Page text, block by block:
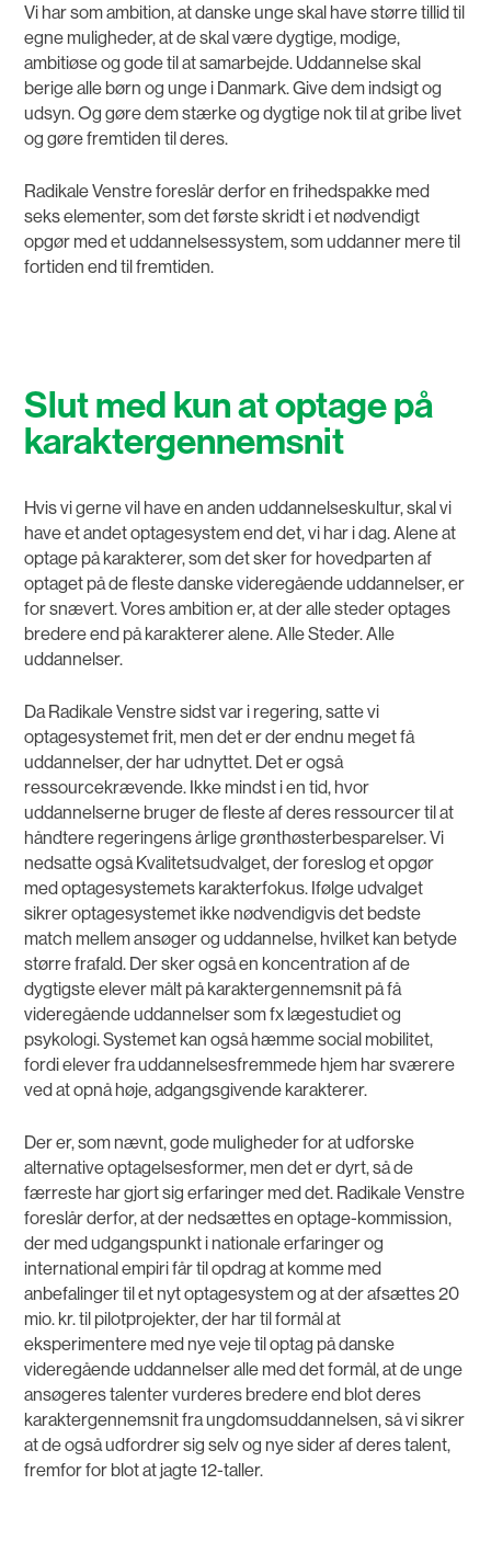
Vi har som ambition, at danske unge skal have større tillid til
egne muligheder, at de skal være dygtige, modige,
ambitiøse og gode til at samarbejde. Uddannelse skal
berige alle børn og unge i Danmark. Give dem indsigt og
udsyn. Og gøre dem stærke og dygtige nok til at gribe livet
og gøre fremtiden til deres.
Radikale Venstre foreslår derfor en frihedspakke med
seks elementer, som det første skridt i et nødvendigt
opgør med et uddannelsessystem, som uddanner mere til
fortiden end til fremtiden.
Slut med kun at optage på
karaktergennemsnit
Hvis vi gerne vil have en anden uddannelseskultur, skal vi
have et andet optagesystem end det, vi har i dag. Alene at
optage på karakterer, som det sker for hovedparten af
optaget på de fleste danske videregående uddannelser, er
for snævert. Vores ambition er, at der alle steder optages
bredere end på karakterer alene. Alle Steder. Alle
uddannelser.
Da Radikale Venstre sidst var i regering, satte vi
optagesystemet frit, men det er der endnu meget få
uddannelser, der har udnyttet. Det er også
ressourcekrævende. Ikke mindst i en tid, hvor
uddannelserne bruger de fleste af deres ressourcer til at
håndtere regeringens årlige grønthøsterbesparelser. Vi
nedsatte også Kvalitetsudvalget, der foreslog et opgør
med optagesystemets karakterfokus. Ifølge udvalget
sikrer optagesystemet ikke nødvendigvis det bedste
match mellem ansøger og uddannelse, hvilket kan betyde
større frafald. Der sker også en koncentration af de
dygtigste elever målt på karaktergennemsnit på få
videregående uddannelser som fx lægestudiet og
psykologi. Systemet kan også hæmme social mobilitet,
fordi elever fra uddannelsesfremmede hjem har sværere
ved at opnå høje, adgangsgivende karakterer.
Der er, som nævnt, gode muligheder for at udforske
alternative optagelsesformer, men det er dyrt, så de
færreste har gjort sig erfaringer med det. Radikale Venstre
foreslår derfor, at der nedsættes en optage-kommission,
der med udgangspunkt i nationale erfaringer og
international empiri får til opdrag at komme med
anbefalinger til et nyt optagesystem og at der afsættes 20
mio. kr. til pilotprojekter, der har til formål at
eksperimentere med nye veje til optag på danske
videregående uddannelser alle med det formål, at de unge
ansøgeres talenter vurderes bredere end blot deres
karaktergennemsnit fra ungdomsuddannelsen, så vi sikrer
at de også udfordrer sig selv og nye sider af deres talent,
fremfor for blot at jagte 12-taller.